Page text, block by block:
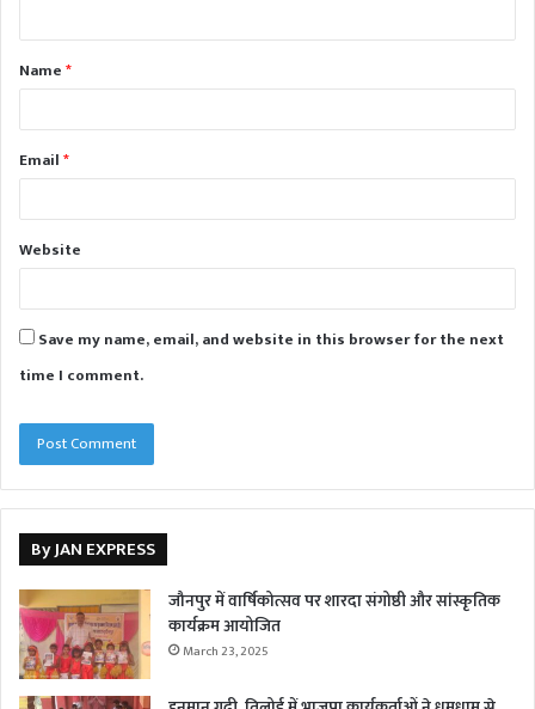
t
*Name*
Email*
Website
Save my name, email, and website in this browser for the next
time I comment.
By JAN EXPRESS
जौनपुर में वार्षिकोत्सव पर शारदा संगोष्ठी और सांस्कृतिक
कार्यक्रम आयोजित
March 23, 2025